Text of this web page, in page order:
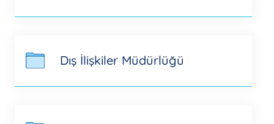
Dış İlişkiler Müdürlüğü